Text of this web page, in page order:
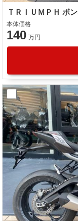
本体価格
140 万円